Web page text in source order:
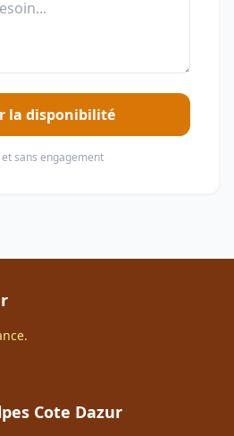
la disponibilité
sans engagement
Cote Dazur